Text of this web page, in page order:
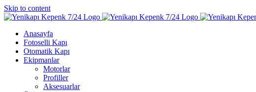
Skip to content
Anasayfa
Fotoselli Kapı
Otomatik Kapı
Ekipmanlar
Motorlar
Profiller
Aksesuarlar